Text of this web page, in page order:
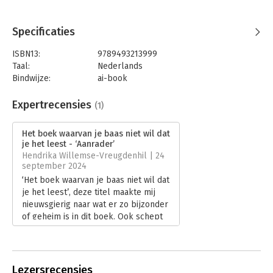
Specificaties
ISBN13:
9789493213999
Taal:
Nederlands
Bindwijze:
ai-book
Uitgever:
Maven Publishing
Hoofdrubriek: Werk en loopbaan
Expertrecensies (1)
Het boek waarvan je baas niet wil dat
je het leest - ‘Aanrader’
Hendrika Willemse-Vreugdenhil | 24
september 2024
‘Het boek waarvan je baas niet wil dat
je het leest’, deze titel maakte mij
nieuwsgierig naar wat er zo bijzonder
of geheim is in dit boek. Ook schept
de titel nogal wat verwachting. Na het
Roland Grootenboer mijn
verwachtingen in ieder geval meer
Lezersrecensies